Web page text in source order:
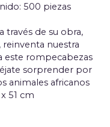
500 piezas
través de su obra,
reinventa nuestra
este rompecabezas
sorprender por
animales africanos
x 51 cm